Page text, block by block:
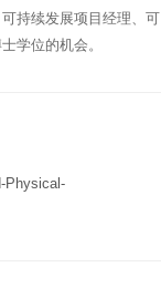
持续发展项目经理、可
学位的机会。
Physical-